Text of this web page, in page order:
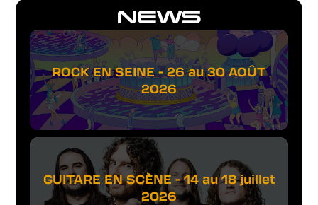
NEWS
ROCK EN SEINE - 26 au 30 AOÛT
2026
GUITARE EN SCÈNE - 14 au 18 juillet
2026